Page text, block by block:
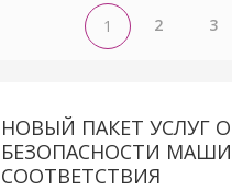
1 2 3
НОВЫЙ ПАКЕТ УСЛУГ
БЕЗОПАСНОСТИ
СООТВЕТСТВИЯ